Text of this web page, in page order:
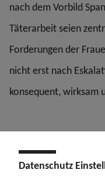
nach dem Vorbild
Täterarbeit seien
Forderungen der
nicht erst nach
konsequent, wirksam
„Nur mit
Zusammenarbeit
Datenschutz